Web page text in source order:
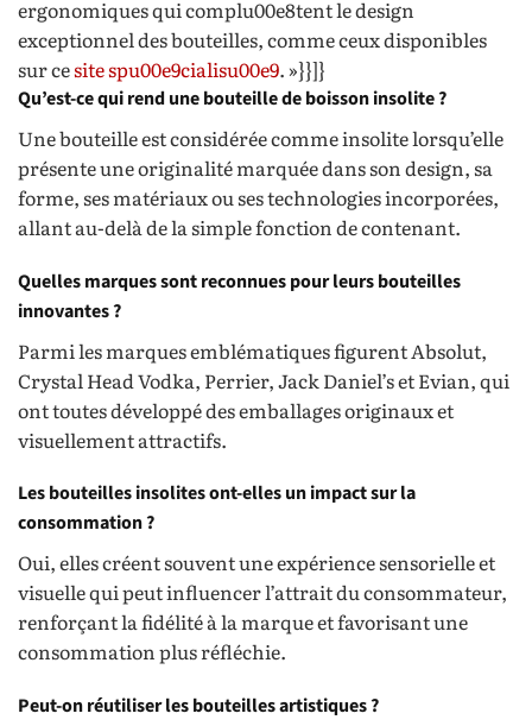
ergonomiques qui complu00e8tent le design
exceptionnel des bouteilles, comme ceux disponibles
sur cesite spu00e9cialisu00e9. »}}]}
Qu’est-ce qui rend une bouteille de boisson insolite ?
Une bouteille est considérée comme insolite lorsqu’elle
présente une originalité marquée dans son design, sa
forme, ses matériaux ou ses technologies incorporées,
allant au-delà de la simple fonction de contenant.
Quelles marques sont reconnues pour leurs bouteilles
innovantes ?
Parmi les marques emblématiques figurent Absolut,
Crystal Head Vodka, Perrier, Jack Daniel’s et Evian, qui
ont toutes développé des emballages originaux et
visuellement attractifs.
Les bouteilles insolites ont-elles un impact sur la
consommation ?
Oui, elles créent souvent une expérience sensorielle et
visuelle qui peut influencer l’attrait du consommateur,
renforçant la fidélité à la marque et favorisant une
consommation plus réfléchie.
Peut-on réutiliser les bouteilles artistiques ?